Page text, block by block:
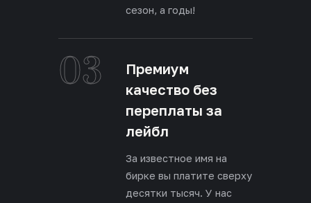
сезон, а годы!
03
Премиум
качество без
переплаты за
лейбл
За известное имя на
бирке вы платите сверху
десятки тысяч. У нас